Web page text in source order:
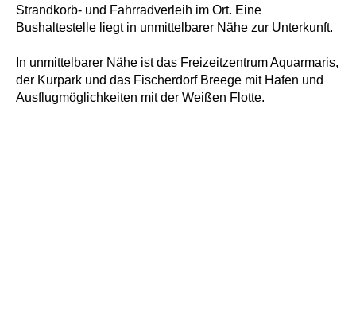
Strandkorb- und Fahrradverleih im Ort. Eine
Bushaltestelle liegt in unmittelbarer Nähe zur Unterkunft.
In unmittelbarer Nähe ist das Freizeitzentrum Aquarmaris,
der Kurpark und das Fischerdorf Breege mit Hafen und
Ausflugmöglichkeiten mit der Weißen Flotte.